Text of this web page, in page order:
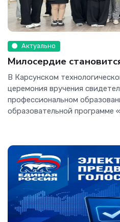
Актуально
Милосердие
В Карсунском
церемония вручения
профессиональном
образовательной программе